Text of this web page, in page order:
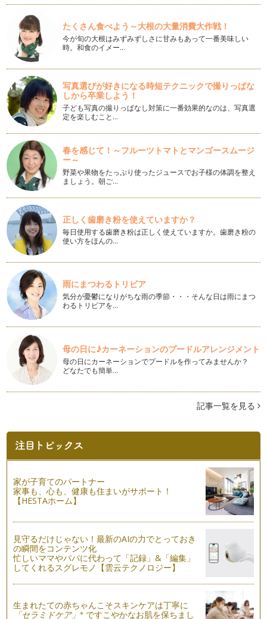
ぽっこりお腹にさようなら！～実践編～
前回の号で、ぽっこりお腹になってしまう、大きな5つの要
因、脂肪、ゆがみ、冷え、むくみ、スト…
ぽっこりお腹にさようなら！
本格的な夏がやってきましたね！毎年夏が近づくと、『今年の
夏こそは子どもと一緒にプールに入る…
笑顔で毎日をよりハッピーに③～目力アップのヨガ！～
年齢と共に、まぶたが垂れてきたな～、目が小さくなったか
も？と思うことはありませんか？ それ…
笑顔で毎日をよりハッピーに②～フェイシャルヨガ実践編！～
前回の記事で、『フェイシャルヨガとは？』ということを書き
ました。今回号では、実際に実践して…
笑顔で毎日をよりハッピーに①～フェイシャルヨガって？～
最近耳にする、『フェイシャルヨガ』。 さて、どんなものか
皆さんは知っていますか？ …
首はネック！②
前回の記事でも書きましたが、うつむくことが多い現代人。日
本人の実に８割は頭や首が前に垂れて…
首はネック！①
人のカラダの中心にあって、まさに軸とも言える『骨盤』は勿
論のこと、 『首』も、人のカラダや…
大切な基本の動作～立つ・座る・歩く～
『立つ』こと、『座る』こと、『歩く』こと。この3つの行為
って、毎日毎日、それこそ意識しない…
産後のカラダ～おっぱい編～
産後１、２ヵ月～半年くらいのママさんにお逢いする機会も多
いよいよ新年度が始まりました！ 新年度が始まって、子ども
たちが緊張する場面も沢山出てきます…
まだまだ寒い日もありますが、春に向けてちょっとずつ空気が
変わってきましたね。１年のサイクル…
産後のカラダとココロ
の大仕事とも言えるイベント。妊娠出…
ママ力＆女子力がアップするカラダ＆美人顔のつくりかた。
いきます。カラダの一部である『顔』…
ママの元気とキレイの秘訣は！
たくさん食べよう～大根の大量消費大作戦！
今が旬の大根はみずみずしさに甘みもあって一番美味しい
時。和食のイメー…
写真選びが好きになる時短テクニックで撮りっぱな
しから卒業しよう！
子ども写真の撮りっぱなし対策に一番効果的なのは、写真選
定を楽しむこと…
春を感じて！～フルーツトマトとマンゴースムージ
ー～
野菜や果物をたっぷり使ったジュースでお子様の体調を整え
ましょう。朝ご…
正しく歯磨き粉を使えていますか？
毎日使用する歯磨き粉は正しく使えていますか。歯磨き粉の
使い方をほんの…
雨にまつわるトリビア
気分が憂鬱になりがちな雨の季節・・・そんな日は雨にまつ
わるトリビアを…
母の日に♪カーネーションのプードルアレンジメント
母の日にカーネーションでプードルを作ってみませんか？
どなたでも簡単…
記事一覧を見る
家が子育てのパートナー
家事も、心も、健康も住まいがサポート！
【HESTAホーム】
見守るだけじゃない！最新のAIの力でとっておき
の瞬間をコンテンツ化
忙しいママやパパに代わって「記録」&「編集」
してくれるスグレモノ【雲云テクノロジー】
生まれたての赤ちゃんこそスキンケアは丁寧に
「セラミドケア」※ ですこやかなお肌を保ちまし